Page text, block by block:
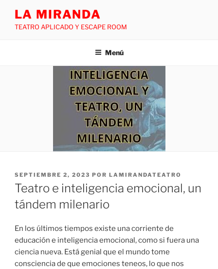
LA MIRANDA
TEATRO APLICADO Y ESCAPE ROOM
Menú
SEPTIEMBRE 2, 2023 POR LAMIRANDATEATRO
Teatro e inteligencia emocional, un
tándem milenario
En los últimos tiempos existe una corriente de
educación e inteligencia emocional, como si fuera una
ciencia nueva. Está genial que el mundo tome
consciencia de que emociones teneos, lo que nos